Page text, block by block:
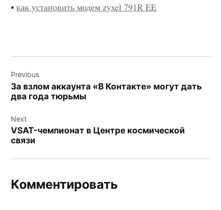
•как установить модем zyxel 791R EE
по
записям
Previous
За взлом аккаунта «В Контакте» могут дать
два года тюрьмы
Next
VSAT-чемпионат в Центре космической
связи
Комментировать